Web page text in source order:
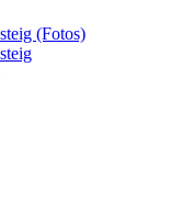
(Fotos)